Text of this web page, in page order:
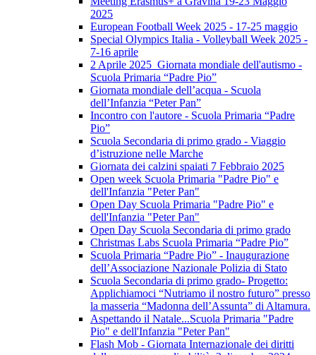
2025
European Football Week 2025 - 17-25 maggio
Special Olympics Italia - Volleyball Week 2025 -
7-16 aprile
2 Aprile 2025 Giornata mondiale dell'autismo -
Scuola Primaria “Padre Pio”
Giornata mondiale dell’acqua - Scuola
dell’Infanzia “Peter Pan”
Incontro con l'autore - Scuola Primaria “Padre
Pio”
Scuola Secondaria di primo grado - Viaggio
d’istruzione nelle Marche
Giornata dei calzini spaiati 7 Febbraio 2025
Open week Scuola Primaria "Padre Pio" e
dell'Infanzia "Peter Pan"
Open Day Scuola Primaria "Padre Pio" e
dell'Infanzia "Peter Pan"
Open Day Scuola Secondaria di primo grado
Christmas Labs Scuola Primaria “Padre Pio”
Scuola Primaria “Padre Pio” - Inaugurazione
dell’Associazione Nazionale Polizia di Stato
Scuola Secondaria di primo grado- Progetto:
Applichiamoci “Nutriamo il nostro futuro” presso
la masseria “Madonna dell’Assunta” di Altamura.
Aspettando il Natale...Scuola Primaria "Padre
Pio" e dell'Infanzia "Peter Pan"
Flash Mob - Giornata Internazionale dei diritti